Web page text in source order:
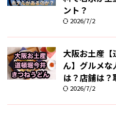
ント？
2026/7/2
大阪お土産【
ん】グルメな
は？店舗は？
2026/7/2